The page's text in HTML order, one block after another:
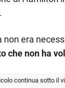
era
che non ha
continua sotto il